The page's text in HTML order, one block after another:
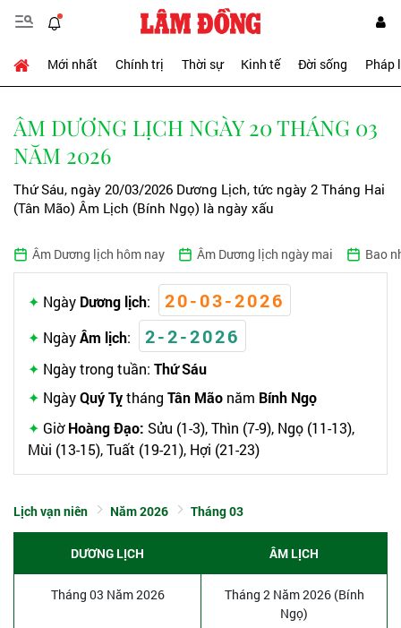
Mới nhất Chính trị Thời sự Kinh tế Đời sống Pháp
ÂM DƯƠNG LỊCH NGÀY 20 THÁNG 03
NĂM 2026
Thứ Sáu, ngày 20/03/2026 Dương Lịch, tức ngày 2 Tháng Hai
(Tân Mão) Âm Lịch (Bính Ngọ) là ngày xấu
Âm Dương lịch hôm nay Âm Dương lịch ngày mai Bao
Ngày Dương lịch: 20-03-2026
NgàyÂm lịch: 2-2-2026
Ngày trong tuần: Thứ Sáu
NgàyQuý Tỵtháng Tân Mão năm Bính Ngọ
GiờHoàng Đạo: Sửu (1-3), Thìn (7-9), Ngọ (11-13),
Mùi (13-15), Tuất (19-21), Hợi (21-23)
Lịch vạn niên Năm 2026 Tháng 03
DƯƠNG LỊCH ÂM LỊCH
Tháng 03 Năm 2026
Tháng 2 Năm 2026 (Bính
Ngọ)